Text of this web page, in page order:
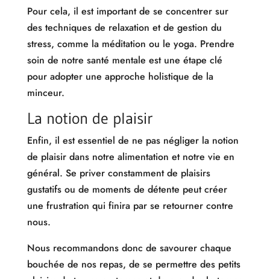
Pour cela, il est important de se concentrer sur
des techniques de relaxation et de gestion du
stress, comme la méditation ou le yoga. Prendre
soin de notre santé mentale est une étape clé
pour adopter une approche holistique de la
minceur.
La notion de plaisir
Enfin, il est essentiel de ne pas négliger la notion
de plaisir dans notre alimentation et notre vie en
général. Se priver constamment de plaisirs
gustatifs ou de moments de détente peut créer
une frustration qui finira par se retourner contre
nous.
Nous recommandons donc de savourer chaque
bouchée de nos repas, de se permettre des petits